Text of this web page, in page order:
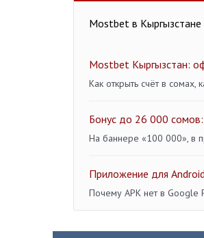
Mostbet в
Mostbet Кыргызстан:
Как открыть счёт в сомах,
Бонус до 26 000
На баннере «100 000», в
Приложение для
Почему APK нет в Google